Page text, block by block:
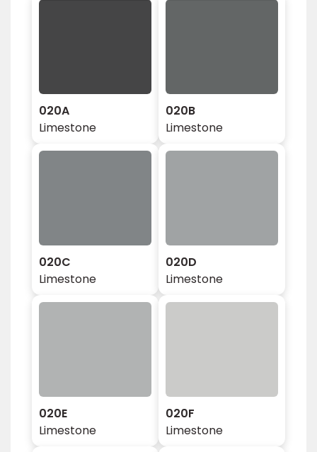
020A
Limestone
020B
Limestone
020C
Limestone
020D
Limestone
020E
Limestone
020F
Limestone